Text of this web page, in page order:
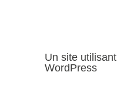
Un site utilisant
WordPress